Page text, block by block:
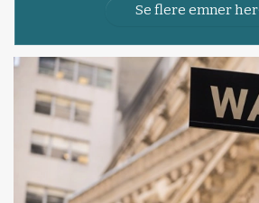
Se flere emner her